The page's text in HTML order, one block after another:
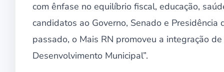
com ênfase no equilíbrio fiscal, educação,
candidatos ao Governo, Senado e
passado, o Mais RN promoveu a integração
Desenvolvimento Municipal”.